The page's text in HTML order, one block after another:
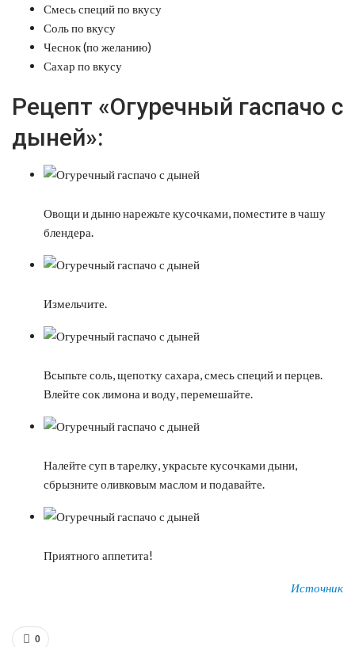
Смесь специй по вкусу
Соль по вкусу
Чеснок (по желанию)
Сахар по вкусу
Рецепт «Огуречный гаспачо с
дыней»:
Овощи и дыню нарежьте кусочками, поместите в чашу
блендера.
Измельчите.
Всыпьте соль, щепотку сахара, смесь специй и перцев.
Влейте сок лимона и воду, перемешайте.
Налейте суп в тарелку, украсьте кусочками дыни,
сбрызните оливковым маслом и подавайте.
Приятного аппетита!
Источник
0